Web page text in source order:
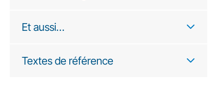
Et aussi…
Textes de référence